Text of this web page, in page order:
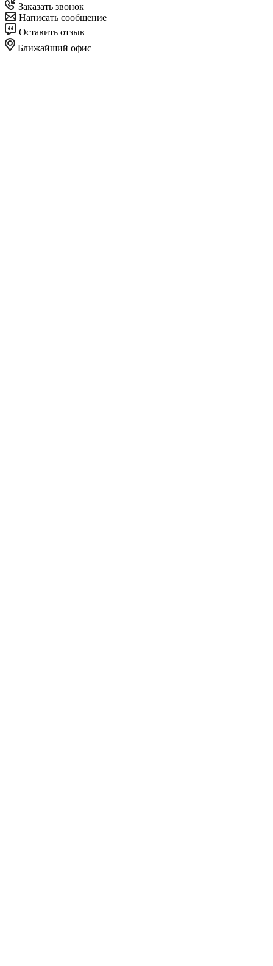
Заказать звонок
Написать сообщение
Оставить отзыв
Ближайший офис